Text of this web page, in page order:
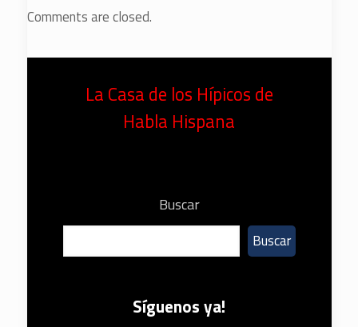
Comments are closed.
La Casa de los Hípicos de
Habla Hispana
Buscar
Buscar
Síguenos ya!